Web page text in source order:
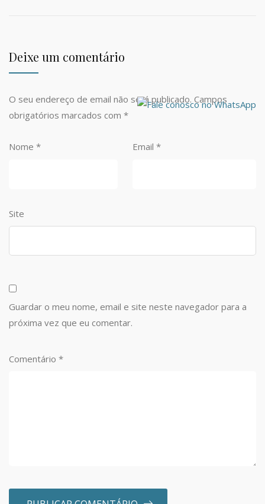
Deixe um comentário
O seu endereço de email não será publicado. Campos
obrigatórios marcados com *
Nome * Email *
Site
Guardar o meu nome, email e site neste navegador para a
próxima vez que eu comentar.
Comentário *